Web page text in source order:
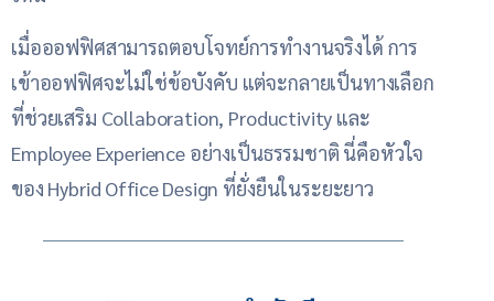
เมื่อออฟฟิศสามารถตอบโจทย์การทำงานจริงได้ การ
เข้าออฟฟิศจะไม่ใช่ข้อบังคับ แต่จะกลายเป็นทางเลือก
ที่ช่วยเสริม Collaboration, Productivity และ
Employee Experience อย่างเป็นธรรมชาติ นี่คือหัวใจ
ของ Hybrid Office Design ที่ยั่งยืนในระยะยาว